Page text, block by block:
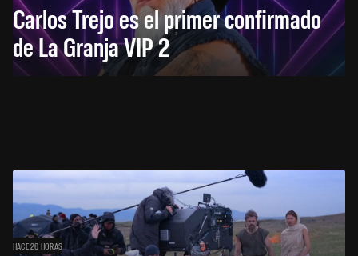
Carlos Trejo es el primer confirmado
de La Granja VIP 2
HACE 20 HORAS